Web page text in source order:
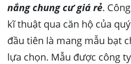
nắng chung cư giá rẻ.
kĩ thuật qua căn hộ của
đầu tiên là mang mẫu bạt
lựa chọn. Mẫu được công